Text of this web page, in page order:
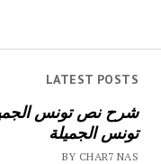
LATEST POSTS
شرح نص تونس
تونس الجميلة
BY CHAR7 NAS